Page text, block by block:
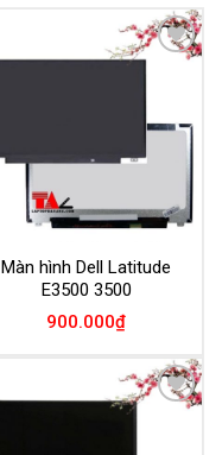
Màn hình Dell Latitude
E3500 3500
900.000₫